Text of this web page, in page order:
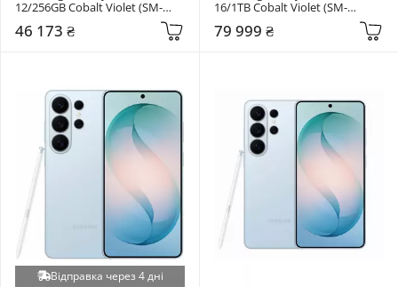
12/256GB Cobalt Violet (SM-
46 173 ₴
16/1TB Cobalt Violet (SM-
79 999 ₴
Відправка через 4 дні